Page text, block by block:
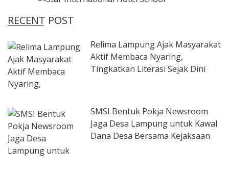
RECENT POST
Relima Lampung Ajak Masyarakat
Aktif Membaca Nyaring,
Tingkatkan Literasi Sejak Dini
SMSI Bentuk Pokja Newsroom
Jaga Desa Lampung untuk Kawal
Dana Desa Bersama Kejaksaan